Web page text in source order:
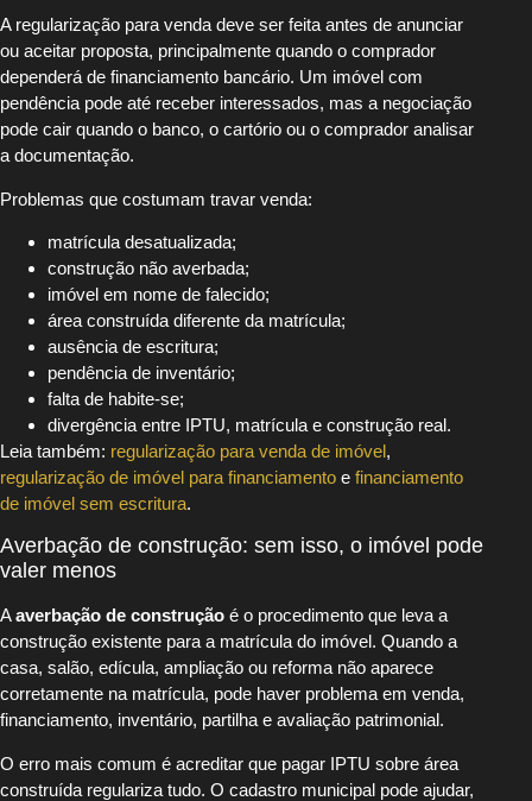
A regularização para venda deve ser feita antes de anunciar
ou aceitar proposta, principalmente quando o comprador
dependerá de financiamento bancário. Um imóvel com
pendência pode até receber interessados, mas a negociação
pode cair quando o banco, o cartório ou o comprador analisar
a documentação.
Problemas que costumam travar venda:
matrícula desatualizada;
construção não averbada;
imóvel em nome de falecido;
área construída diferente da matrícula;
ausência de escritura;
pendência de inventário;
falta de habite-se;
divergência entre IPTU, matrícula e construção real.
Leia também: regularização para venda de imóvel,
regularização de imóvel para financiamento e financiamento
de imóvel sem escritura.
Averbação de construção: sem isso, o imóvel pode
valer menos
Aaverbação de construção é o procedimento que leva a
construção existente para a matrícula do imóvel. Quando a
casa, salão, edícula, ampliação ou reforma não aparece
corretamente na matrícula, pode haver problema em venda,
financiamento, inventário, partilha e avaliação patrimonial.
O erro mais comum é acreditar que pagar IPTU sobre área
construída regulariza tudo. O cadastro municipal pode ajudar,